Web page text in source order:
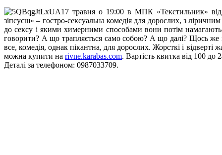
17 травня о 19:00 в МПК «Текстильник»
зіпсуєш» – гостро-сексуальна комедія для дорослих, з
до сексу і якими химерними способами вони потім
говорити? А що трапляється само собою? А що далі? Щось же
все, комедія, однак пікантна, для дорослих. Жорсткі і
можна купити на rivne.karabas.com. Вартість квитка від 100 до
Деталі за телефоном: 0987033709.